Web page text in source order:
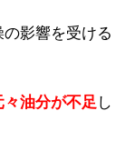
影響を受ける
油分が不足 し